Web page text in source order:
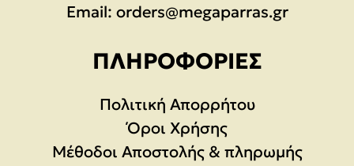
Email: orders@megaparras.gr
ΠΛΗΡΟΦΟΡΊΕΣ
Πολιτική Απορρήτου
Όροι Χρήσης
Μέθοδοι Αποστολής & πληρωμής